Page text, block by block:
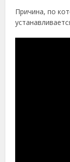
Причина, по